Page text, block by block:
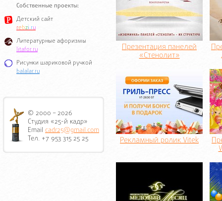
Собственные проекты:
Детский сайт
rebzi.ru
Литературные афоризмы
litafor.ru
Рисунки шариковой ручкой
balalar.ru
© 2000 – 2026
Студия «25-й кадр»
Email cadr25@gmail.com
Тел. +7 953 315 25 25
Презентация панелей
«Стенолит»
Рекламный ролик Vitek